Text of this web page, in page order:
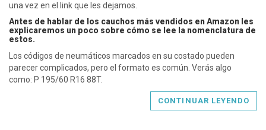
una vez en el link que les dejamos.
Antes de hablar de los cauchos más vendidos en Amazon les
explicaremos un poco sobre cómo se lee la nomenclatura de
estos.
Los códigos de neumáticos marcados en su costado pueden
parecer complicados, pero el formato es común. Verás algo
como: P 195/60 R16 88T.
CONTINUAR LEYENDO